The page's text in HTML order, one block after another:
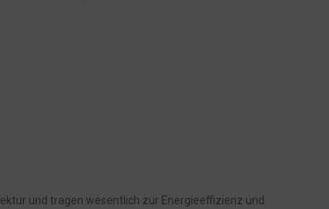
und tragen wesentlich zur Energieeffizienz und